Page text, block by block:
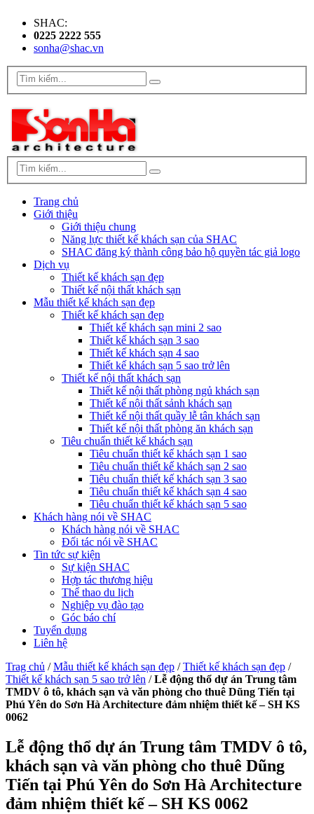
SHAC:
0225 2222 555
sonha@shac.vn
Trang chủ
Giới thiệu
Giới thiệu chung
Năng lực thiết kế khách sạn của SHAC
SHAC đăng ký thành công bảo hộ quyền tác giả logo
Dịch vụ
Thiết kế khách sạn đẹp
Thiết kế nội thất khách sạn
Mẫu thiết kế khách sạn đẹp
Thiết kế khách sạn đẹp
Thiết kế khách sạn mini 2 sao
Thiết kế khách sạn 3 sao
Thiết kế khách sạn 4 sao
Thiết kế khách sạn 5 sao trở lên
Thiết kế nội thất khách sạn
Thiết kế nội thất phòng ngủ khách sạn
Thiết kế nội thất sảnh khách sạn
Thiết kế nội thất quầy lễ tân khách sạn
Thiết kế nội thất phòng ăn khách sạn
Tiêu chuẩn thiết kế khách sạn
Tiêu chuẩn thiết kế khách sạn 1 sao
Tiêu chuẩn thiết kế khách sạn 2 sao
Tiêu chuẩn thiết kế khách sạn 3 sao
Tiêu chuẩn thiết kế khách sạn 4 sao
Tiêu chuẩn thiết kế khách sạn 5 sao
Khách hàng nói về SHAC
Khách hàng nói về SHAC
Đối tác nói về SHAC
Tin tức sự kiện
Sự kiện SHAC
Hợp tác thương hiệu
Thể thao du lịch
Nghiệp vụ đào tạo
Góc báo chí
Tuyển dụng
Liên hệ
Trag chủ /Mẫu thiết kế khách sạn đẹp /Thiết kế khách sạn đẹp /
Thiết kế khách sạn 5 sao trở lên /Lễ động thổ dự án Trung tâm
TMDV ô tô, khách sạn và văn phòng cho thuê Dũng Tiến tại
Phú Yên do Sơn Hà Architecture đảm nhiệm thiết kế – SH KS
0062
Lễ động thổ dự án Trung tâm TMDV ô tô,
khách sạn và văn phòng cho thuê Dũng
Tiến tại Phú Yên do Sơn Hà Architecture
đảm nhiệm thiết kế – SH KS 0062